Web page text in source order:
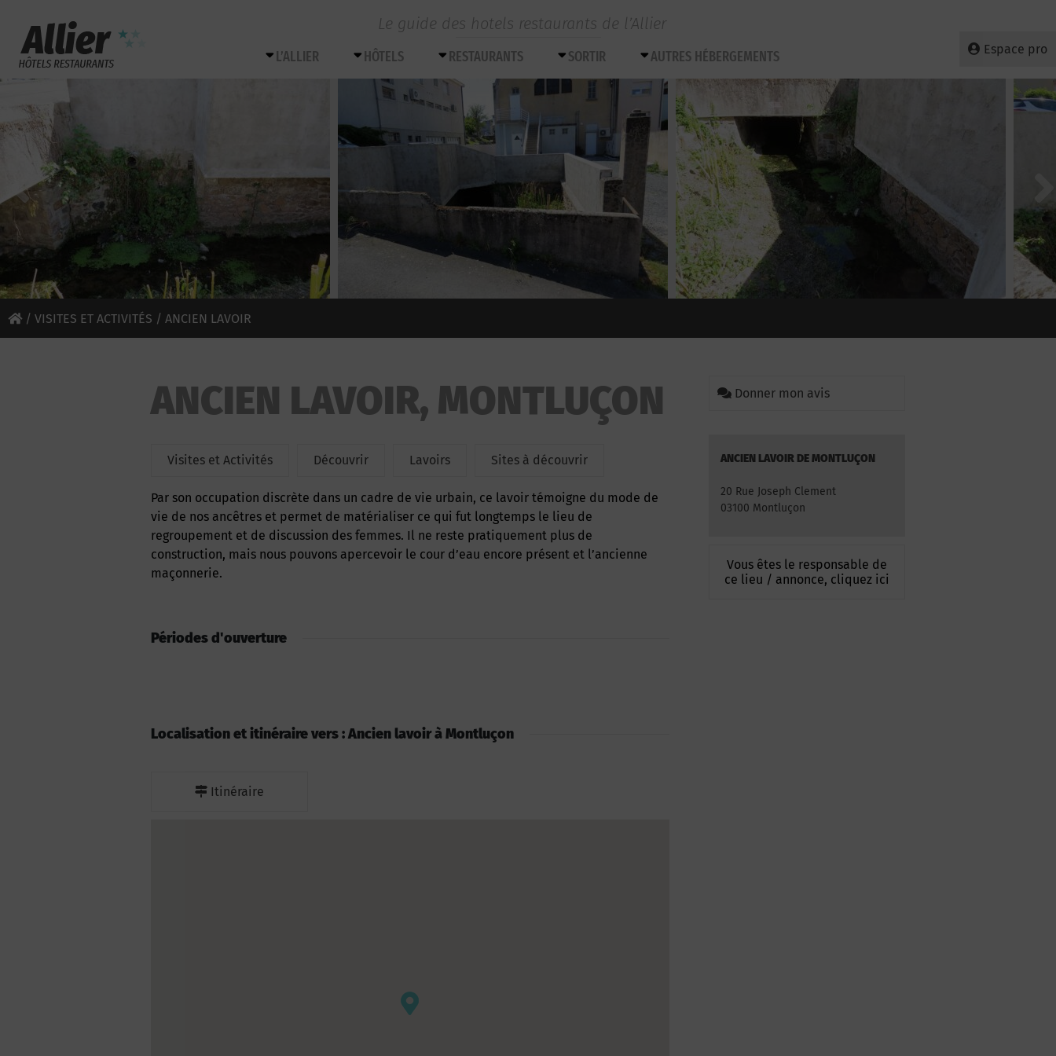
Le guide des hotels restaurants de l’Allier
Espace pro
L’ALLIER HÔTELS RESTAURANTS SORTIR AUTRES HÉBERGEMENTS
/ VISITES ET ACTIVITÉS / ANCIEN LAVOIR
ANCIEN LAVOIR, MONTLUÇON
Visites et Activités Découvrir Lavoirs Sites à découvrir
Par son occupation discrète dans un cadre de vie urbain, ce lavoir témoigne du mode de
vie de nos ancêtres et permet de matérialiser ce qui fut longtemps le lieu de
regroupement et de discussion des femmes. Il ne reste pratiquement plus de
construction, mais nous pouvons apercevoir le cour d’eau encore présent et l’ancienne
maçonnerie.
Donner mon avis
ANCIEN LAVOIR DE MONTLUÇON
20 Rue Joseph Clement
03100 Montluçon
Vous êtes le responsable de
ce lieu / annonce, cliquez ici
Périodes d'ouverture
Localisation et itinéraire vers : Ancien lavoir à Montluçon
Itinéraire